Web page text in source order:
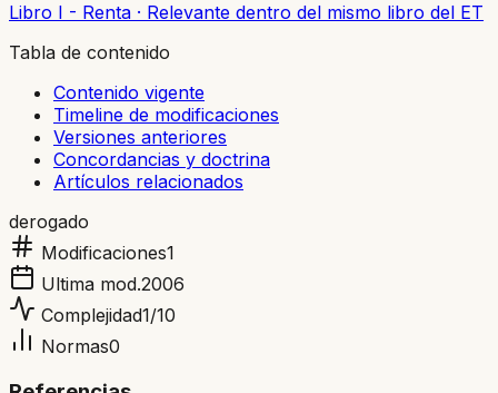
Libro I - Renta · Relevante dentro del mismo libro del ET
Tabla de contenido
Contenido vigente
Timeline de modificaciones
Versiones anteriores
Concordancias y doctrina
Artículos relacionados
derogado
Modificaciones1
Ultima mod.2006
Complejidad1/10
Normas0